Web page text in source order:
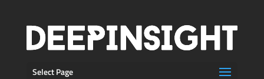
Select Page